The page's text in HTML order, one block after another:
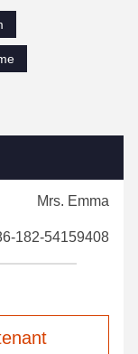
Mrs. Emma
182-54159408